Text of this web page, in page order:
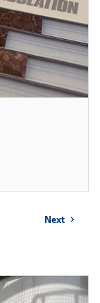
Next chevron_right